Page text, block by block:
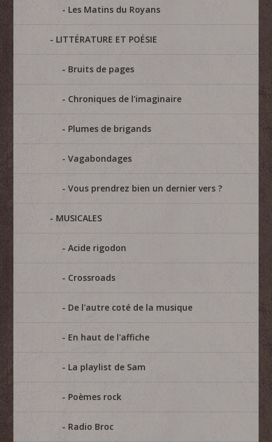
Les Matins du Royans
LITTÉRATURE ET POÉSIE
Bruits de pages
Chroniques de l'imaginaire
Plumes de brigands
Vagabondages
Vous prendrez bien un dernier vers ?
MUSICALES
Acide rigodon
Crossroads
De l'autre coté de la musique
En haut de l'affiche
La playlist de Sam
Poèmes rock
Radio Broc